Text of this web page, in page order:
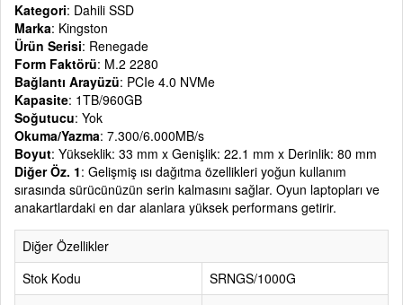
Kategori: Dahili SSD
Marka: Kingston
Ürün Serisi: Renegade
Form Faktörü: M.2 2280
Bağlantı Arayüzü: PCIe 4.0 NVMe
Kapasite: 1TB/960GB
Soğutucu: Yok
Okuma/Yazma: 7.300/6.000MB/s
Boyut: Yükseklik: 33 mm x Genişlik: 22.1 mm x Derinlik: 80 mm
Diğer Öz. 1: Gelişmiş ısı dağıtma özellikleri yoğun kullanım
sırasında sürücünüzün serin kalmasını sağlar. Oyun laptopları ve
anakartlardaki en dar alanlara yüksek performans getirir.
Diğer Özellikler
Stok Kodu
SRNGS/1000G